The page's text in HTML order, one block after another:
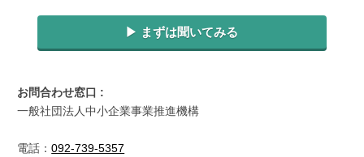
▶︎ まずは聞いてみる
お問合わせ窓口 :
一般社団法人中小企業事業推進機構
電話：092-739-5357